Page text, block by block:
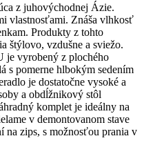
z juhovýchodnej Ázie.
vlastnosťami. Znáša vlhkosť
Produkty z tohto
štýlovo, vzdušne a sviežo.
je vyrobený z plochého
s pomerne hlbokým sedením
je dostatočne vysoké a
a obdĺžnikový stôl
komplet je ideálny na
v demontovanom stave
na zips, s možnosťou prania v